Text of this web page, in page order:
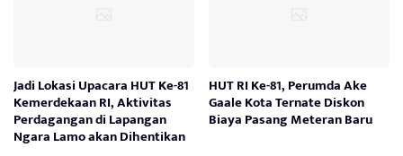
Jadi Lokasi Upacara HUT Ke-81
Kemerdekaan RI, Aktivitas
Perdagangan di Lapangan
Ngara Lamo akan Dihentikan
HUT RI Ke-81, Perumda Ake
Gaale Kota Ternate Diskon
Biaya Pasang Meteran Baru